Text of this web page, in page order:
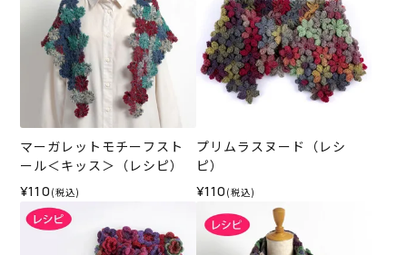
マーガレットモチーフスト
ール＜キッス＞（レシピ）
¥110 (税込)
プリムラスヌード（レシ
ピ）
¥110 (税込)